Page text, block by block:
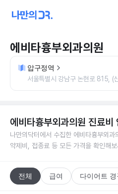
에비타흉부외과의원
압구정역
서울특별시 강남구 논현로 815,
에비타흉부외과의원 진료비
나만의닥터에서 수집한 에비타흉부외과
약제비, 접종료 등 모든 가격을 확인해
전체 급여 다이어트